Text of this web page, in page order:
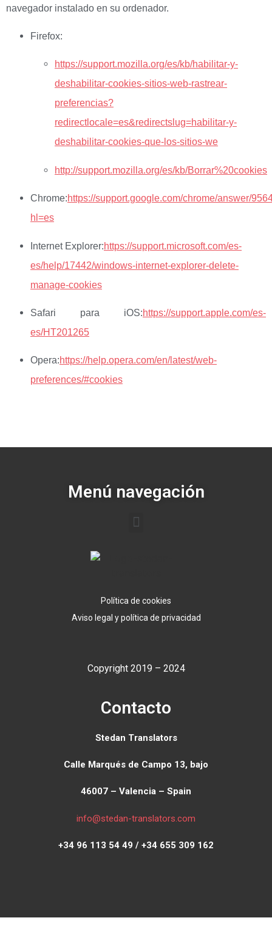
navegador instalado en su ordenador.
Firefox:
https://support.mozilla.org/es/kb/habilitar-y-
deshabilitar-cookies-sitios-web-rastrear-
preferencias?
redirectlocale=es&redirectslug=habilitar-y-
deshabilitar-cookies-que-los-sitios-we
http://support.mozilla.org/es/kb/Borrar%20cookies
Chrome:https://support.google.com/chrome/answer/
hl=es
Internet Explorer:https://support.microsoft.com/es-
es/help/17442/windows-internet-explorer-delete-
manage-cookies
Safari para iOS:https://support.apple.com/es-
es/HT201265
Opera:https://help.opera.com/en/latest/web-
preferences/#cookies
Menú navegación
Política de cookies
Aviso legal y política de privacidad
Copyright 2019 – 2024
Contacto
Stedan Translators
Calle Marqués de Campo 13, bajo
46007 – Valencia – Spain
info@stedan-translators.com
+34 96 113 54 49 / +34 655 309 162